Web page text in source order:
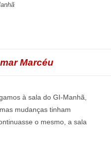
Marcéu
à sala do GI-Manhã,
mudanças tinham
o mesmo, a sala